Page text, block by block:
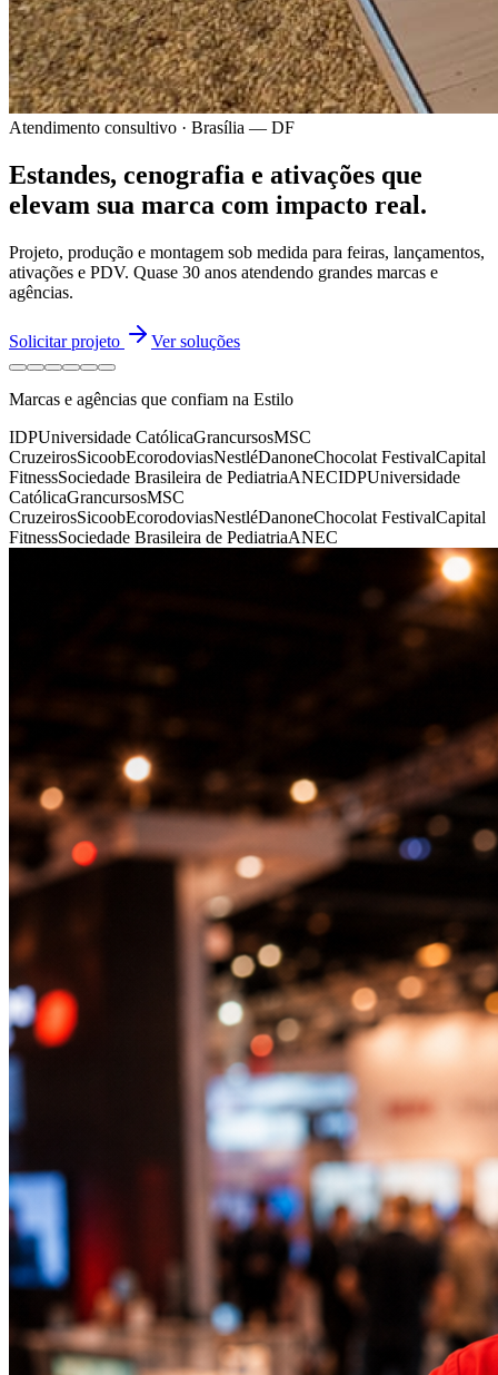
Atendimento consultivo · Brasília — DF
Estandes, cenografia e ativações que
elevam sua marca com impacto real.
Projeto, produção e montagem sob medida para feiras, lançamentos,
ativações e PDV. Quase 30 anos atendendo grandes marcas e
agências.
Solicitar projeto Ver soluções
Marcas e agências que confiam na Estilo
IDPUniversidade CatólicaGrancursosMSC
CruzeirosSicoobEcorodoviasNestléDanoneChocolat FestivalCapital
FitnessSociedade Brasileira de PediatriaANECIDPUniversidade
CatólicaGrancursosMSC
CruzeirosSicoobEcorodoviasNestléDanoneChocolat FestivalCapital
FitnessSociedade Brasileira de PediatriaANEC